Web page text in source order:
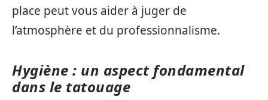
place peut vous aider à juger de
l’atmosphère et du professionnalisme.
Hygiène : un aspect fondamental
dans le tatouage